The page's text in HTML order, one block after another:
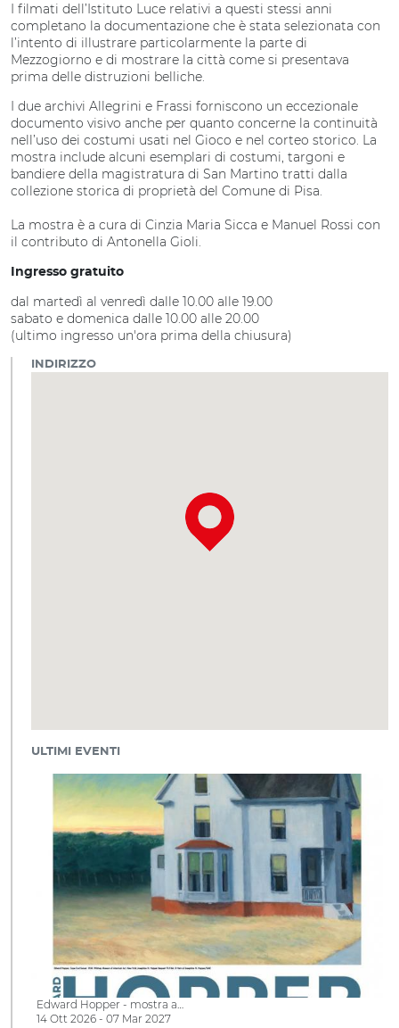
I filmati dell’Istituto Luce relativi a questi stessi anni
completano la documentazione che è stata selezionata con
l’intento di illustrare particolarmente la parte di
Mezzogiorno e di mostrare la città come si presentava
prima delle distruzioni belliche.
I due archivi Allegrini e Frassi forniscono un eccezionale
documento visivo anche per quanto concerne la continuità
nell’uso dei costumi usati nel Gioco e nel corteo storico. La
mostra include alcuni esemplari di costumi, targoni e
bandiere della magistratura di San Martino tratti dalla
collezione storica di proprietà del Comune di Pisa.
La mostra è a cura di Cinzia Maria Sicca e Manuel Rossi con
il contributo di Antonella Gioli.
Ingresso gratuito
dal martedì al venredì dalle 10.00 alle 19.00
sabato e domenica dalle 10.00 alle 20.00
(ultimo ingresso un'ora prima della chiusura)
INDIRIZZO
ULTIMI EVENTI
Edward Hopper - mostra a…
14 Ott 2026 - 07 Mar 2027